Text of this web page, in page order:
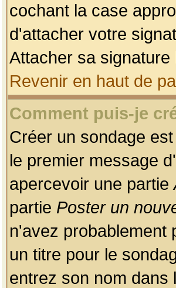
cochant la case
d'attacher votre
Attacher sa
Revenir en haut de
Comment puis-je
Créer un sondage
le premier message
apercevoir une partie
partie Poster un
n'avez probablement
un titre pour le
entrez son nom